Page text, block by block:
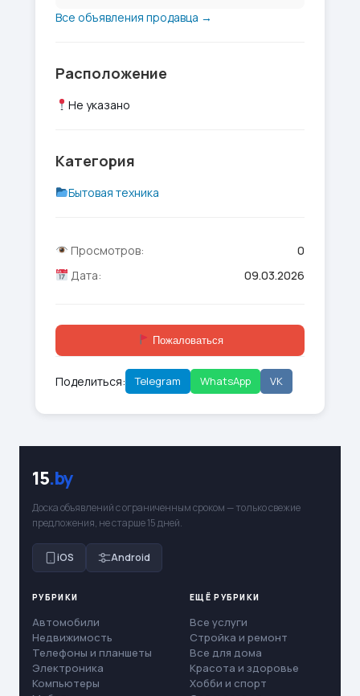
Все объявления продавца →
Расположение
Не указано
Категория
Бытовая техника
Просмотров:
0
Дата:
09.03.2026
Пожаловаться
Поделиться: Telegram WhatsApp VK
15.by
Доска объявлений с ограниченным сроком — только свежие
предложения, не старше 15 дней.
iOS Android
РУБРИКИ
Автомобили
Недвижимость
Телефоны и планшеты
Электроника
Компьютеры
ЕЩЁ РУБРИКИ
Все услуги
Стройка и ремонт
Все для дома
Красота и здоровье
Хобби и спорт